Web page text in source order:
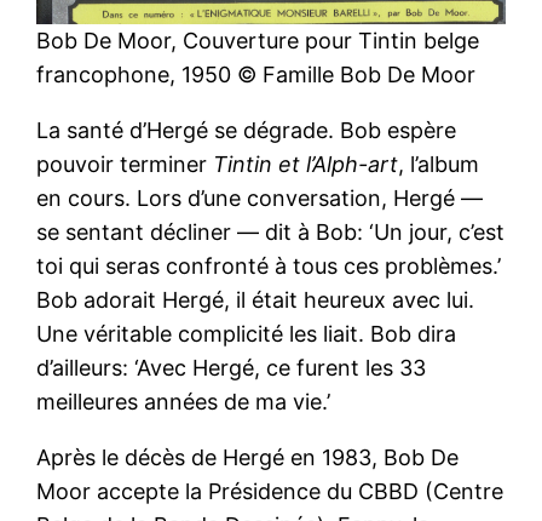
Bob De Moor, Couverture pour Tintin belge
francophone, 1950 © Famille Bob De Moor
La santé d’Hergé se dégrade. Bob espère
pouvoir terminer Tintin et l’Alph-art, l’album
en cours. Lors d’une conversation, Hergé —
se sentant décliner — dit à Bob: ‘Un jour, c’est
toi qui seras confronté à tous ces problèmes.’
Bob adorait Hergé, il était heureux avec lui.
Une véritable complicité les liait. Bob dira
d’ailleurs: ‘Avec Hergé, ce furent les 33
meilleures années de ma vie.’
Après le décès de Hergé en 1983, Bob De
Moor accepte la Présidence du CBBD (Centre